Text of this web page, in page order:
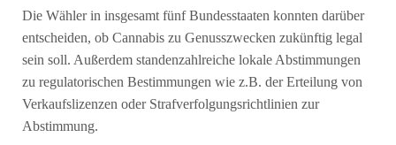
Die Wähler in insgesamt fünf Bundesstaaten konnten darüber
entscheiden, ob Cannabis zu Genusszwecken zukünftig legal
sein soll. Außerdem standenzahlreiche lokale Abstimmungen
zu regulatorischen Bestimmungen wie z.B. der Erteilung von
Verkaufslizenzen oder Strafverfolgungsrichtlinien zur
Abstimmung.